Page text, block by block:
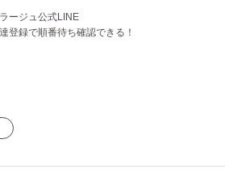
ージュ公式LINE
登録で順番待ち確認できる！